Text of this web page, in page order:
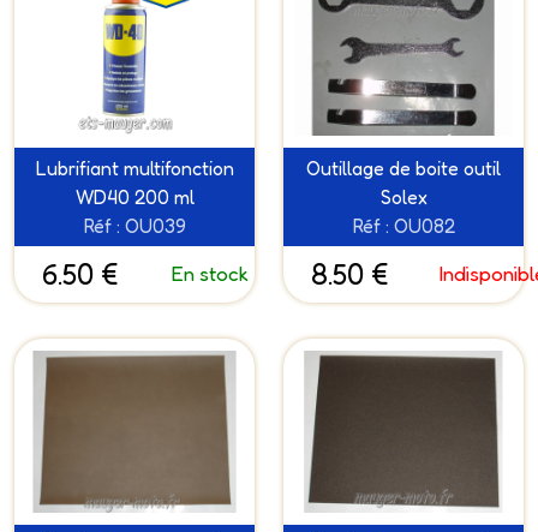
Lubrifiant multifonction
WD40 200 ml
Réf : OU039
6.50 € En stock
Outillage de boite outil
Solex
Réf : OU082
8.50 €